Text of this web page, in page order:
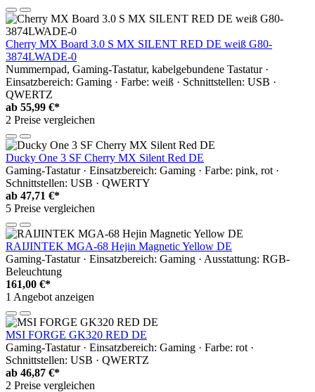
Cherry MX Board 3.0 S MX SILENT RED DE weiß G80-
3874LWADE-0
Nummernpad, Gaming-Tastatur, kabelgebundene Tastatur ·
Einsatzbereich: Gaming · Farbe: weiß · Schnittstellen: USB ·
QWERTZ
ab 55,99 €*
2 Preise vergleichen
Ducky One 3 SF Cherry MX Silent Red DE
Gaming-Tastatur · Einsatzbereich: Gaming · Farbe: pink, rot ·
Schnittstellen: USB · QWERTY
ab 47,71 €*
5 Preise vergleichen
RAIJINTEK MGA-68 Hejin Magnetic Yellow DE
Gaming-Tastatur · Einsatzbereich: Gaming · Ausstattung: RGB-
Beleuchtung
161,00 €*
1 Angebot anzeigen
MSI FORGE GK320 RED DE
Gaming-Tastatur · Einsatzbereich: Gaming · Farbe: rot ·
Schnittstellen: USB · QWERTZ
ab 46,87 €*
2 Preise vergleichen